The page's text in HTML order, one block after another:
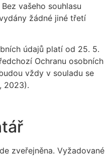
vašeho souhlasu
žádné jiné třetí
údajů platí od 25. 5.
Ochranu osobních
vždy v souladu se
2023).
zveřejněna. Vyžadované